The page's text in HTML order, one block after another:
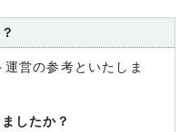
営の参考といたしま
したか？